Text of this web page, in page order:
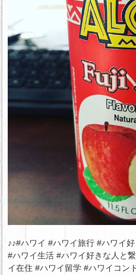
♪♪#ハワイ #ハワイ旅行 #ハワイ
#ハワイ生活 #ハワイ好きな人と
イ在住 #ハワイ留学 #ハワイコン